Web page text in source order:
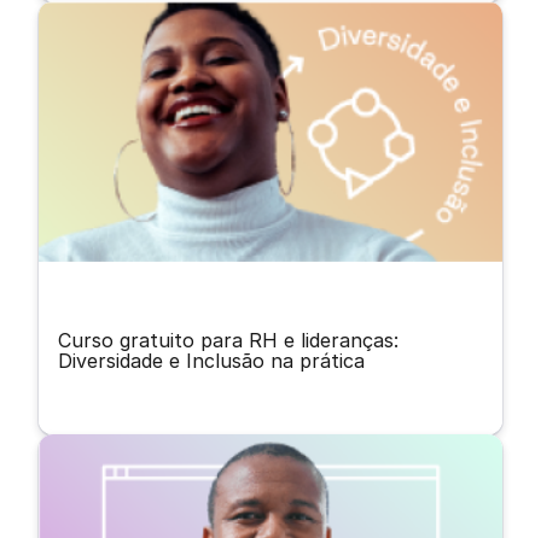
Curso gratuito para RH e lideranças:
Diversidade e Inclusão na prática